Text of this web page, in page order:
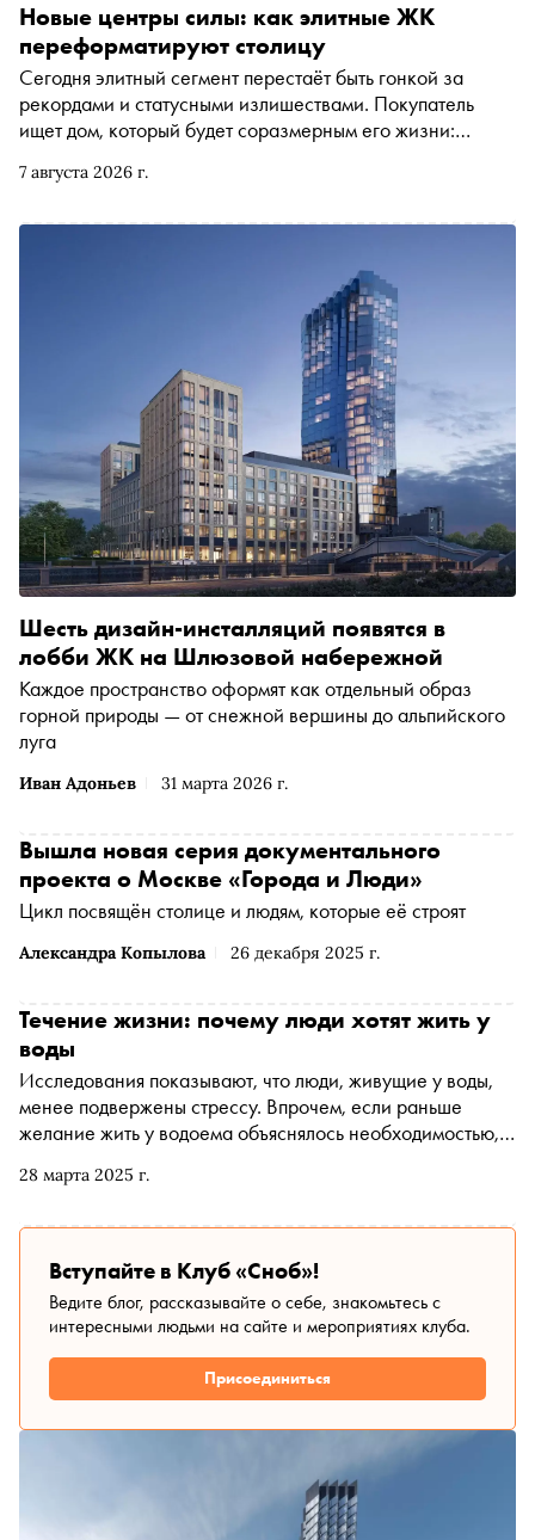
7 августа 2026 г.
Новые центры силы: как элитные ЖК
переформатируют столицу
Сегодня элитный сегмент перестаёт быть гонкой за
рекордами и статусными излишествами. Покупатель
ищет дом, который будет соразмерным его жизни:
объединить под своей крышей несколько поколений.
Батынковой, директором департамента продаж группы
тренды, которые прямо сейчас меняют рынок элитной
Иван Адоньев 31 марта 2026 г.
Шесть дизайн-инсталляций появятся в
лобби ЖК на Шлюзовой набережной
Каждое пространство оформят как отдельный образ
горной природы — от снежной вершины до альпийского
луга
Александра Копылова 26 декабря 2025 г.
Вышла новая серия документального
проекта о Москве «Города и Люди»
Цикл посвящён столице и людям, которые её строят
28 марта 2025 г.
Течение жизни: почему люди хотят жить у
воды
Исследования показывают, что люди, живущие у воды,
менее подвержены стрессу. Впрочем, если раньше
желание жить у водоема объяснялось необходимостью,
все больше людей готовы покупать жилье у воды,
Вступайте в Клуб «Сноб»!
Ведите блог, рассказывайте о себе, знакомьтесь с
интересными людьми на сайте и мероприятиях клуба.
Присоединиться